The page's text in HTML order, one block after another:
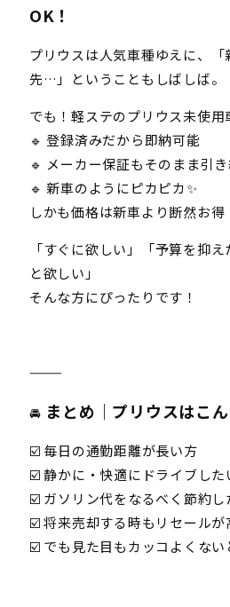
OK！
プリウスは人気車種ゆえに、
先…」ということもしばしば。
でも！軽ステのプリウス未使用
🔹 登録済みだから即納可能
🔹 メーカー保証もそのまま引
🔹 新車のようにピカピカ✨
しかも価格は新車より断然お得
「すぐに欲しい」「予算を抑
と欲しい」
そんな方にぴったりです！
⸻
🚘 まとめ｜プリウスはこ
☑️ 毎日の通勤距離が長い方
☑️ 静かに・快適にドライブした
☑️ ガソリン代をなるべく節約し
☑️ 将来売却する時もリセール
☑️ でも見た目もカッコよくな